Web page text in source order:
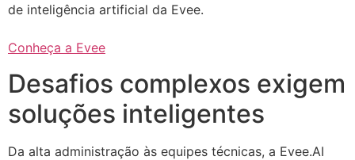
de inteligência artificial da Evee.
Conheça a Evee
Desafios complexos exigem
soluções inteligentes
Da alta administração às equipes técnicas, a Evee.AI